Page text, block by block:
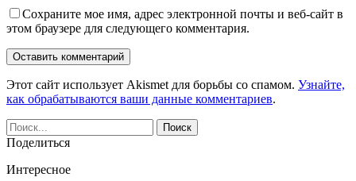
Сохраните мое имя, адрес электронной почты и веб-сайт в
этом браузере для следующего комментария.
Этот сайт использует Akismet для борьбы со спамом. Узнайте,
как обрабатываются ваши данные комментариев.
Поделиться
Интересное